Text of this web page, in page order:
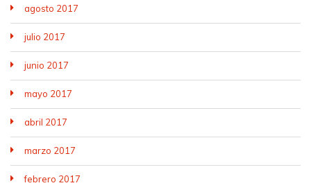
agosto 2017
julio 2017
junio 2017
mayo 2017
abril 2017
marzo 2017
febrero 2017